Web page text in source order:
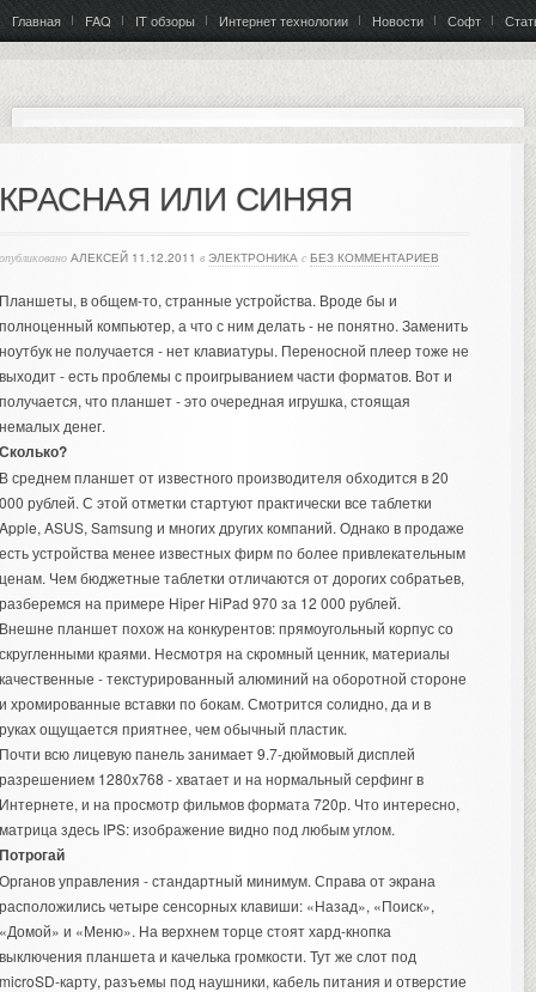
Главная FAQ IT обзоры Интернет технологии Новости Софт
ИЛИ СИНЯЯ
АЛЕКСЕЙ 11.12.2011 в ЭЛЕКТРОНИКА с БЕЗ КОММЕНТАРИЕВ
в общем-то, странные устройства. Вроде бы и
компьютер, а что с ним делать - не понятно. Заменить
не получается - нет клавиатуры. Переносной плеер тоже не
- есть проблемы с проигрыванием части форматов. Вот и
что планшет - это очередная игрушка, стоящая
денег.
среднем планшет от известного производителя обходится в 20
рублей. С этой отметки стартуют практически все таблетки
ASUS, Samsung и многих других компаний. Однако в продаже
устройства менее известных фирм по более привлекательным
Чем бюджетные таблетки отличаются от дорогих собратьев,
на примере Hiper HiPad 970 за 12 000 рублей.
планшет похож на конкурентов: прямоугольный корпус со
краями. Несмотря на скромный ценник, материалы
- текстурированный алюминий на оборотной стороне
хромированные вставки по бокам. Смотрится солидно, да и в
ощущается приятнее, чем обычный пластик.
всю лицевую панель занимает 9.7-дюймовый дисплей
1280x768 - хватает и на нормальный серфинг в
и на просмотр фильмов формата 720р. Что интересно,
здесь IPS: изображение видно под любым углом.
управления - стандартный минимум. Справа от экрана
четыре сенсорных клавиши: «Назад», «Поиск»,
и «Меню». На верхнем торце стоят хард-кнопка
планшета и качелька громкости. Тут же слот под
карту, разъемы под наушники, кабель питания и отверстие